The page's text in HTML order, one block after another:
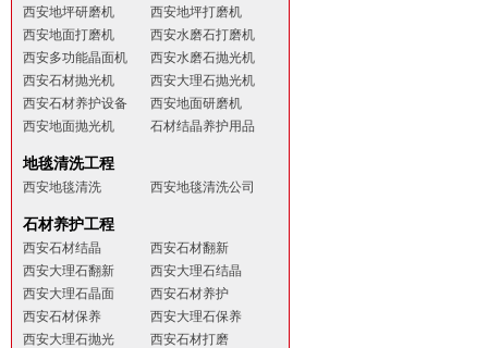
西安地坪研磨机
西安地坪打磨机
西安地面打磨机
西安水磨石打磨机
西安多功能晶面机
西安水磨石抛光机
西安石材抛光机
西安大理石抛光机
西安石材养护设备
西安地面研磨机
西安地面抛光机
石材结晶养护用品
地毯清洗工程
西安地毯清洗 西安地毯清洗公司
石材养护工程
西安石材结晶
西安石材翻新
西安大理石翻新
西安大理石结晶
西安大理石晶面
西安石材养护
西安石材保养
西安大理石保养
西安大理石抛光
西安石材打磨